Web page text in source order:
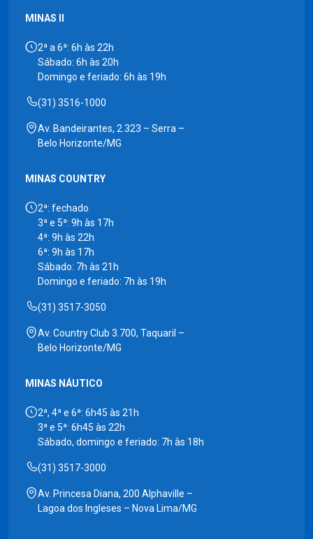
MINAS II
2ª a 6ª: 6h às 22h
Sábado: 6h às 20h
Domingo e feriado: 6h às 19h
(31) 3516-1000
Av. Bandeirantes, 2.323 – Serra –
Belo Horizonte/MG
MINAS COUNTRY
2ª: fechado
3ª e 5ª: 9h às 17h
4ª: 9h às 22h
6ª: 9h às 17h
Sábado: 7h às 21h
Domingo e feriado: 7h às 19h
(31) 3517-3050
Av. Country Club 3.700, Taquaril –
Belo Horizonte/MG
MINAS NÁUTICO
2ª, 4ª e 6ª: 6h45 às 21h
3ª e 5ª: 6h45 às 22h
Sábado, domingo e feriado: 7h às 18h
(31) 3517-3000
Av. Princesa Diana, 200 Alphaville –
Lagoa dos Ingleses – Nova Lima/MG